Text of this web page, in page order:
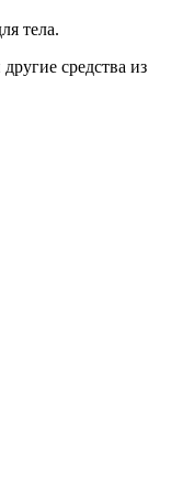
тела.
средства из